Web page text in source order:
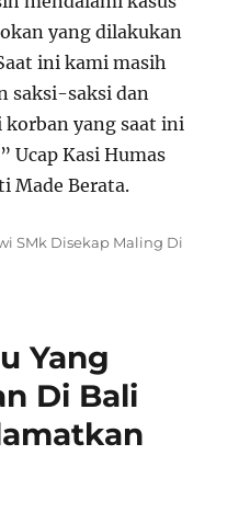
yang dilakukan
ini kami masih
saksi-saksi dan
yang saat ini
Ucap Kasi Humas
Made Berata.
SMk Disekap Maling Di
Yang
Di Bali